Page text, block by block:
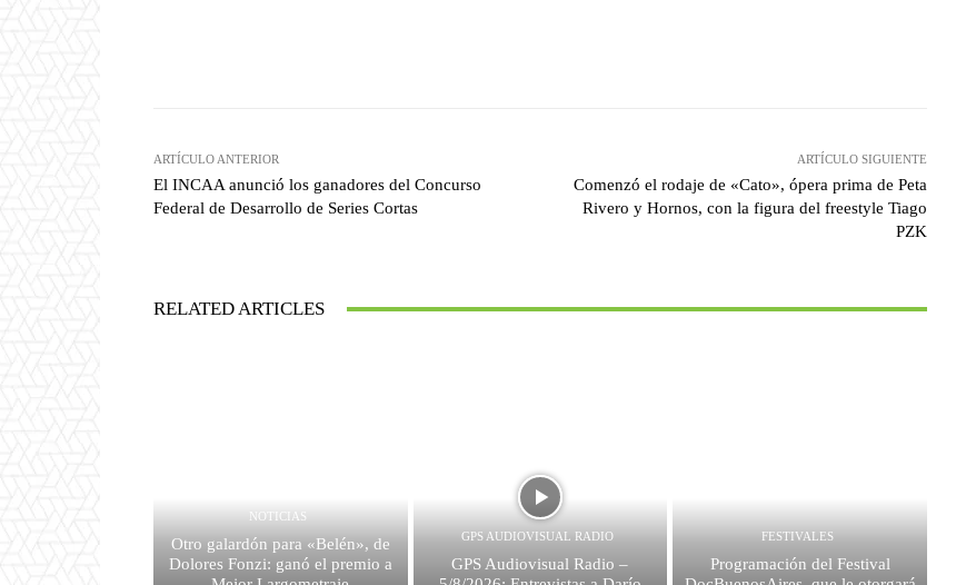
ARTÍCULO ANTERIOR
El INCAA anunció los ganadores del Concurso
Federal de Desarrollo de Series Cortas
ARTÍCULO SIGUIENTE
Comenzó el rodaje de «Cato», ópera prima de Peta
Rivero y Hornos, con la figura del freestyle Tiago
PZK
RELATED ARTICLES
NOTICIAS
Otro galardón para «Belén», de
Dolores Fonzi: ganó el premio a
GPS AUDIOVISUAL RADIO
GPS Audiovisual Radio –
FESTIVALES
Programación del Festival